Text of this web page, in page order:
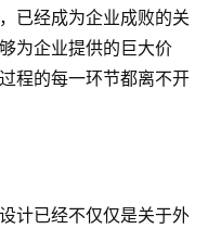
已经成为企业成败的关
为企业提供的巨大价
程的每一环节都离不开
计已经不仅仅是关于外